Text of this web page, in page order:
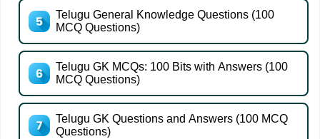
Telugu General Knowledge Questions (100
MCQ Questions)
Telugu GK MCQs: 100 Bits with Answers (100
MCQ Questions)
Telugu GK Questions and Answers (100 MCQ
Questions)